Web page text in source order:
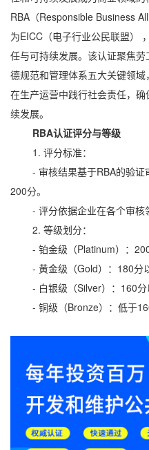
RBA（Responsible Business
为EICC（电子行业公民联盟）
任与可持续发展。该认证聚焦
德规范和管理体系五大关键领
在生产运营中践行社会责任，
续发展。
RBA认证评分与等级
1. 评分标准：
- 审核结果基于RBA的验证
200分。
- 评分依据企业在各个审核
2. 等级划分：
- 铂金级（Platinum）：200
- 黄金级（Gold）：180分以
- 白银级（Silver）：160分
- 铜级（Bronze）：低于160